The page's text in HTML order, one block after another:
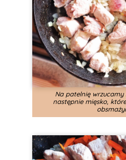
Na patelnię wrzucamy
następnie mięsko,